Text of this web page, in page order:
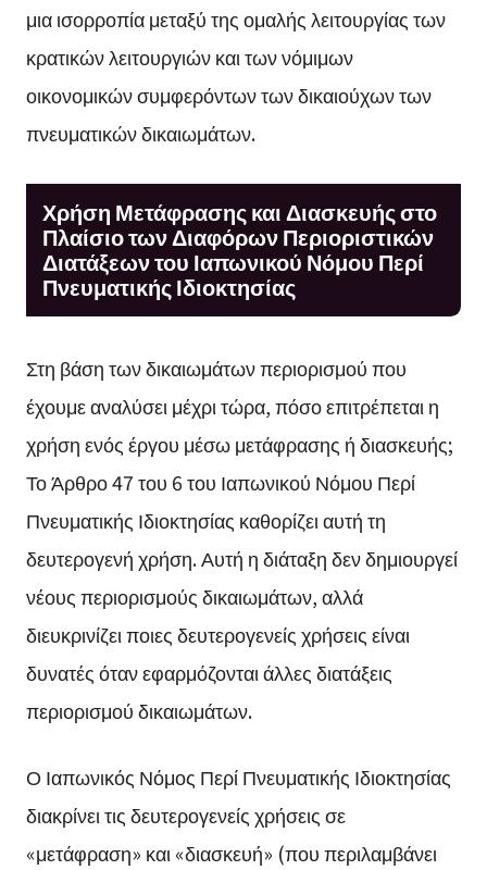
μια ισορροπία μεταξύ της ομαλής λειτουργίας των
κρατικών λειτουργιών και των νόμιμων
οικονομικών συμφερόντων των δικαιούχων των
πνευματικών δικαιωμάτων.
Χρήση Μετάφρασης και Διασκευής στο
Πλαίσιο των Διαφόρων Περιοριστικών
Διατάξεων του Ιαπωνικού Νόμου Περί
Πνευματικής Ιδιοκτησίας
Στη βάση των δικαιωμάτων περιορισμού που
έχουμε αναλύσει μέχρι τώρα, πόσο επιτρέπεται η
χρήση ενός έργου μέσω μετάφρασης ή διασκευής;
Το Άρθρο 47 του 6 του Ιαπωνικού Νόμου Περί
Πνευματικής Ιδιοκτησίας καθορίζει αυτή τη
δευτερογενή χρήση. Αυτή η διάταξη δεν δημιουργεί
νέους περιορισμούς δικαιωμάτων, αλλά
διευκρινίζει ποιες δευτερογενείς χρήσεις είναι
δυνατές όταν εφαρμόζονται άλλες διατάξεις
περιορισμού δικαιωμάτων.
Ο Ιαπωνικός Νόμος Περί Πνευματικής Ιδιοκτησίας
διακρίνει τις δευτερογενείς χρήσεις σε
«μετάφραση» και «διασκευή» (που περιλαμβάνει